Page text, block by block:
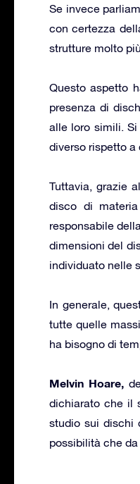
Se invece
con certezza
strutture molto
Questo aspetto
presenza di
alle loro simili.
diverso rispetto a
Tuttavia, grazie
disco di
responsabile
dimensioni del
individuato nelle
In generale,
tutte quelle
ha bisogno di
Melvin Hoare,
dichiarato che il
studio sui dischi
possibilità che